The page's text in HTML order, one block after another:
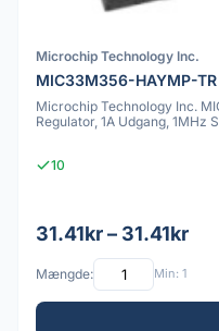
Microchip Technology Inc.
MIC33M356-HAYMP-TR
Microchip Technology Inc.
Regulator, 1A Udgang, 1MHz
10
31.41kr – 31.41kr
Mængde: Min: 1